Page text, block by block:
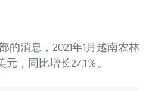
的消息，2021年1月越南农林
，同比增长27.1％。